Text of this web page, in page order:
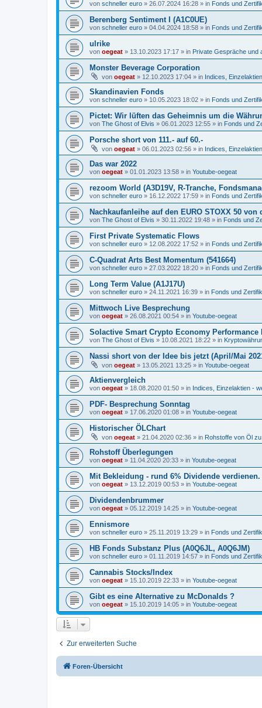
von schneller euro » 26.07.2024 16:28 » in Fonds und
Berenberg Sentiment I (A1C0UE)
von schneller euro » 04.04.2024 18:58 » in Fonds und
ulrike
von oegeat » 13.10.2023 17:17 » in Private Gespräche und
Monster Beverage Corporation
von oegeat » 12.10.2023 17:04 » in Indices,
Skandinavien Fonds
von schneller euro » 10.05.2023 18:02 » in Fonds und
Pictet: Wir lüften das Geheimnis um die
von The Ghost of Elvis » 06.01.2023 12:55 » in Fonds und
Porsche short von 111.- auf 60.-
von oegeat » 06.01.2023 02:56 » in Indices,
Das war 2022
von oegeat » 01.01.2023 13:58 » in Youtube-oegeat
rezoom World (A3D19V, R-Tranche,
von schneller euro » 16.12.2022 17:59 » in Fonds und
Nachkaufanleihe auf den EURO STOXX 50 von
von The Ghost of Elvis » 30.11.2022 19:48 » in Fonds und
First Private Systematic Flows
von schneller euro » 12.08.2022 17:52 » in Fonds und
C-Quadrat Arts Best Momentum (541664)
von schneller euro » 27.03.2022 18:20 » in Fonds und
Long Term Value (A1J17U)
von schneller euro » 24.11.2021 16:39 » in Fonds und
Mittwoch Live Besprechung
von oegeat » 26.08.2021 00:54 » in Youtube-oegeat
Solactive Smart Crypto Economy Performance
von The Ghost of Elvis » 10.08.2021 18:22 » in
Nassi short von der Idee bis jetzt (April/Mai
von oegeat » 13.05.2021 13:25 » in Youtube-oegeat
Aktienvergleich
von oegeat » 18.08.2020 01:50 » in Indices, Einzelaktien -
PDF- Besprechung Sonntag
von oegeat » 17.06.2020 01:08 » in Youtube-oegeat
Historischer ÖLChart
von oegeat » 21.04.2020 02:36 » in Rohstoffe von Öl
Rohstoff Überlegungen
von oegeat » 11.04.2020 20:33 » in Youtube-oegeat
Mit Bekleidung - rund 6% Dividende verdienen.
von oegeat » 13.12.2019 00:53 » in Youtube-oegeat
Dividendenbrummer
von oegeat » 05.12.2019 14:25 » in Youtube-oegeat
Ennismore
von schneller euro » 25.11.2019 13:29 » in Fonds und
HB Fonds Substanz Plus (A0Q6JL, A0Q6JM)
von schneller euro » 01.11.2019 14:57 » in Fonds und
Cannabis Stocks/Index
von oegeat » 15.10.2019 22:33 » in Youtube-oegeat
Gibt es eine Alternative zu McDonalds ?
von oegeat » 15.10.2019 14:05 » in Youtube-oegeat
Zur erweiterten Suche
Foren-Übersicht